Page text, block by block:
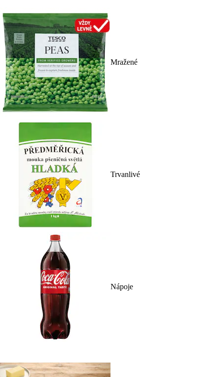
Mražené
Trvanlivé
Nápoje